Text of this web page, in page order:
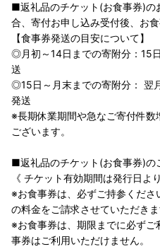
■返礼品のチケット(お食事券)の
合、寄付お申し込み受付後、お
【食事券発送の目安について】
◎月初～14日までの寄附分：15
送
◎15日～月末までの寄附分： 翌
発送
※長期休業期間や急なご寄付件
ございます。
■返礼品のチケット(お食事券)の
《 チケット有効期間は発行日よ
※お食事券は、必ずご持参くだ
の料金をご請求させていただきま
※お食事券は、期限までに必ず
事券はご利用いただけません。